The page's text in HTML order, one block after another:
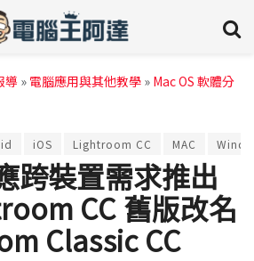
導 » 電腦應用與其他教學 » Mac OS 軟體分
iOS Lightroom CC MAC
跨裝置需求推出
CC 舊版改名
Classic CC